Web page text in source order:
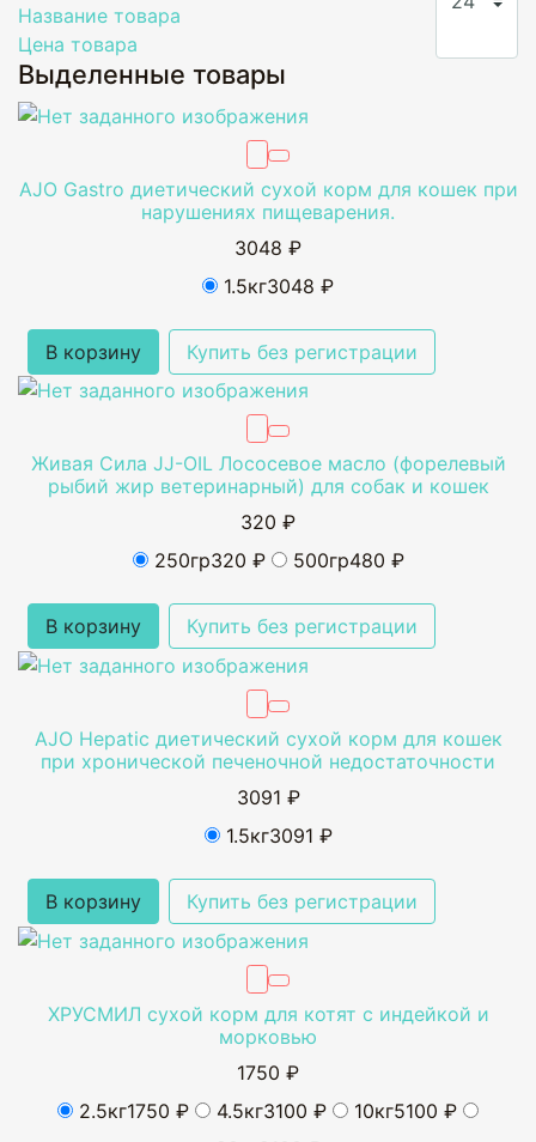
Название товара
Цена товара
Выделенные товары
AJO Gastro диетический сухой корм для кошек при
нарушениях пищеварения.
3048 ₽
1.5кг3048 ₽
В корзину Купить без регистрации
Живая Сила JJ-OIL Лососевое масло (форелевый
рыбий жир ветеринарный) для собак и кошек
320 ₽
250гр320 ₽ 500гр480 ₽
В корзину Купить без регистрации
AJO Hepatic диетический сухой корм для кошек
при хронической печеночной недостаточности
3091 ₽
1.5кг3091 ₽
В корзину Купить без регистрации
ХРУСМИЛ сухой корм для котят с индейкой и
морковью
1750 ₽
2.5кг1750 ₽ 4.5кг3100 ₽ 10кг5100 ₽